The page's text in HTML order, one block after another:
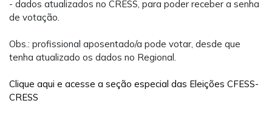
- dados atualizados no CRESS, para poder receber a senha
de votação.
Obs.: profissional aposentado/a pode votar, desde que
tenha atualizado os dados no Regional.
Clique aqui e acesse a seção especial das Eleições CFESS-
CRESS